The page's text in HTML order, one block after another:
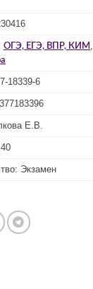
ОГЭ, ЕГЭ, ВПР, КИМ
18339-6
Е.В.
40
Экзамен